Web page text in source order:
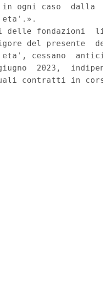
in ogni caso  dalla
eta'.».
delle fondazioni
del presente
eta', cessano
2023,